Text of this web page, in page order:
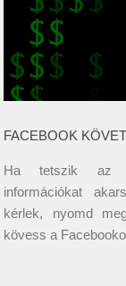
FACEBOOK
Ha tetszik az
információkat
kérlek, nyomd
kövess a